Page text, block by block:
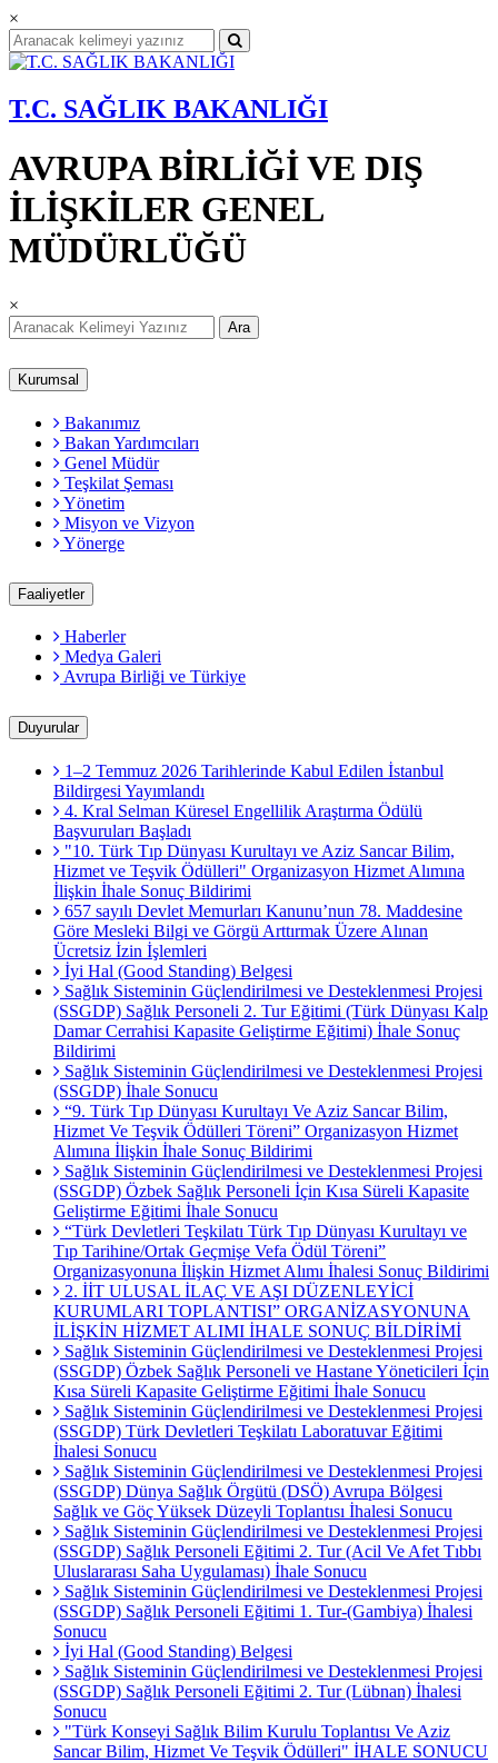
×
T.C. SAĞLIK BAKANLIĞI
AVRUPA BİRLİĞİ VE DIŞ
İLİŞKİLER GENEL
MÜDÜRLÜĞÜ
×
Ara
Kurumsal
Bakanımız
Bakan Yardımcıları
Genel Müdür
Teşkilat Şeması
Yönetim
Misyon ve Vizyon
Yönerge
Faaliyetler
Haberler
Medya Galeri
Avrupa Birliği ve Türkiye
Duyurular
1–2 Temmuz 2026 Tarihlerinde Kabul Edilen İstanbul
Bildirgesi Yayımlandı
4. Kral Selman Küresel Engellilik Araştırma Ödülü
Başvuruları Başladı
"10. Türk Tıp Dünyası Kurultayı ve Aziz Sancar Bilim,
Hizmet ve Teşvik Ödülleri" Organizasyon Hizmet Alımına
İlişkin İhale Sonuç Bildirimi
657 sayılı Devlet Memurları Kanunu’nun 78. Maddesine
Göre Mesleki Bilgi ve Görgü Arttırmak Üzere Alınan
Ücretsiz İzin İşlemleri
İyi Hal (Good Standing) Belgesi
Sağlık Sisteminin Güçlendirilmesi ve Desteklenmesi Projesi
(SSGDP) Sağlık Personeli 2. Tur Eğitimi (Türk Dünyası Kalp
Damar Cerrahisi Kapasite Geliştirme Eğitimi) İhale Sonuç
Bildirimi
Sağlık Sisteminin Güçlendirilmesi ve Desteklenmesi Projesi
(SSGDP) İhale Sonucu
“9. Türk Tıp Dünyası Kurultayı Ve Aziz Sancar Bilim,
Hizmet Ve Teşvik Ödülleri Töreni” Organizasyon Hizmet
Alımına İlişkin İhale Sonuç Bildirimi
Sağlık Sisteminin Güçlendirilmesi ve Desteklenmesi Projesi
(SSGDP) Özbek Sağlık Personeli İçin Kısa Süreli Kapasite
Geliştirme Eğitimi İhale Sonucu
“Türk Devletleri Teşkilatı Türk Tıp Dünyası Kurultayı ve
Tıp Tarihine/Ortak Geçmişe Vefa Ödül Töreni”
Organizasyonuna İlişkin Hizmet Alımı İhalesi Sonuç Bildirimi
2. İİT ULUSAL İLAÇ VE AŞI DÜZENLEYİCİ
KURUMLARI TOPLANTISI” ORGANİZASYONUNA
İLİŞKİN HİZMET ALIMI İHALE SONUÇ BİLDİRİMİ
Sağlık Sisteminin Güçlendirilmesi ve Desteklenmesi Projesi
(SSGDP) Özbek Sağlık Personeli ve Hastane Yöneticileri İçin
Kısa Süreli Kapasite Geliştirme Eğitimi İhale Sonucu
Sağlık Sisteminin Güçlendirilmesi ve Desteklenmesi Projesi
(SSGDP) Türk Devletleri Teşkilatı Laboratuvar Eğitimi
İhalesi Sonucu
Sağlık Sisteminin Güçlendirilmesi ve Desteklenmesi Projesi
(SSGDP) Dünya Sağlık Örgütü (DSÖ) Avrupa Bölgesi
Sağlık ve Göç Yüksek Düzeyli Toplantısı İhalesi Sonucu
Sağlık Sisteminin Güçlendirilmesi ve Desteklenmesi Projesi
(SSGDP) Sağlık Personeli Eğitimi 2. Tur (Acil Ve Afet Tıbbı
Uluslararası Saha Uygulaması) İhale Sonucu
Sağlık Sisteminin Güçlendirilmesi ve Desteklenmesi Projesi
(SSGDP) Sağlık Personeli Eğitimi 1. Tur-(Gambiya) İhalesi
Sonucu
İyi Hal (Good Standing) Belgesi
Sağlık Sisteminin Güçlendirilmesi ve Desteklenmesi Projesi
(SSGDP) Sağlık Personeli Eğitimi 2. Tur (Lübnan) İhalesi
Sonucu
"Türk Konseyi Sağlık Bilim Kurulu Toplantısı Ve Aziz
Sancar Bilim, Hizmet Ve Teşvik Ödülleri" İHALE SONUCU